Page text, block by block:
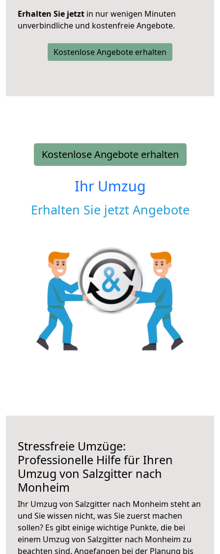
Erhalten Sie jetzt in nur wenigen Minuten
unverbindliche und kostenfreie Angebote.
Kostenlose Angebote erhalten
Kostenlose Angebote erhalten
Ihr Umzug
Erhalten Sie jetzt Angebote
Stressfreie Umzüge:
Professionelle Hilfe für Ihren
Umzug von Salzgitter nach
Monheim
Ihr Umzug von Salzgitter nach Monheim steht an
und Sie wissen nicht, was Sie zuerst machen
sollen? Es gibt einige wichtige Punkte, die bei
einem Umzug von Salzgitter nach Monheim zu
beachten sind. Angefangen bei der Planung bis